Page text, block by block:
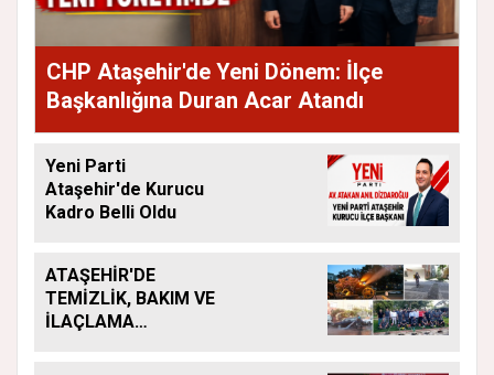
CHP Ataşehir'de Yeni Dönem: İlçe
Başkanlığına Duran Acar Atandı
Yeni Parti
Ataşehir'de Kurucu
Kadro Belli Oldu
ATAŞEHİR'DE
TEMİZLİK, BAKIM VE
İLAÇLAMA